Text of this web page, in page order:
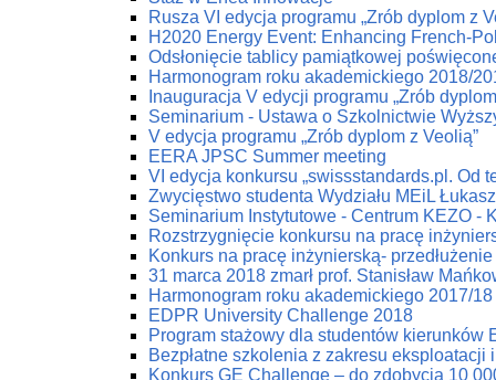
Rusza VI edycja programu „Zrób dyplom z
H2020 Energy Event: Enhancing French-
Odsłonięcie tablicy pamiątkowej
Harmonogram roku akademickiego 2018/
Inauguracja V edycji programu „Zrób
Seminarium - Ustawa o Szkolnictwie
V edycja programu „Zrób dyplom z Veolią”
EERA JPSC Summer meeting
VI edycja konkursu „swissstandards.pl. Od
Zwycięstwo studenta Wydziału MEiL
Seminarium Instytutowe - Centrum KEZO -
Rozstrzygnięcie konkursu na pracę
Konkurs na pracę inżynierską-
31 marca 2018 zmarł prof. Stanisław
Harmonogram roku akademickiego 2017/18
EDPR University Challenge 2018
Program stażowy dla studentów kierunków
Bezpłatne szkolenia z zakresu
Konkurs GE Challenge – do zdobycia 10